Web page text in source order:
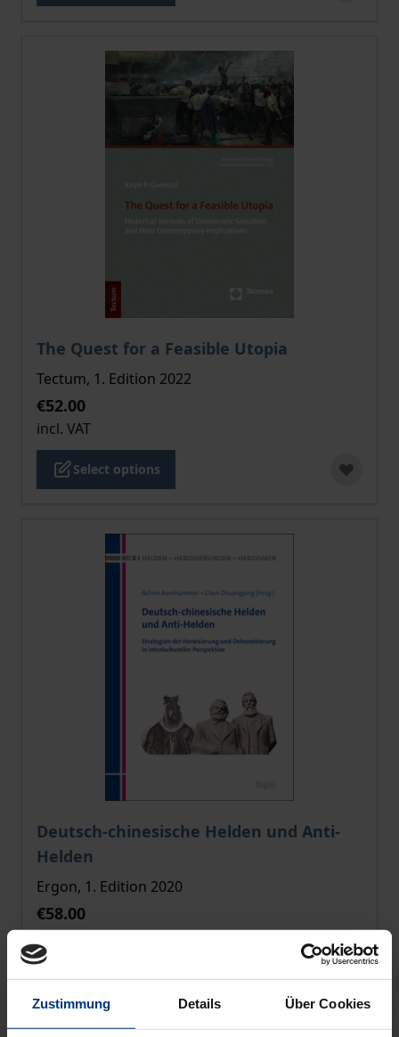
Zustimmung Details Über Cookies
The Quest for a Feasible Utopia
The price depends on the options chosen on the
Tectum, 1. Edition 2022
€52.00
incl. VAT
Select options
Deutsch-chinesische Helden und Anti-
Helden
The price depends on the options chosen on the
Ergon, 1. Edition 2020
€58.00
incl. VAT
Select options